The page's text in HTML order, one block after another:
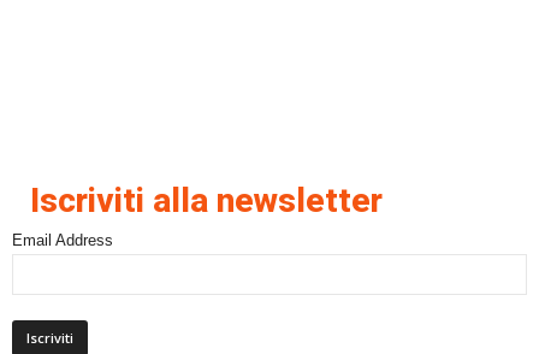
Iscriviti alla newsletter
Email Address